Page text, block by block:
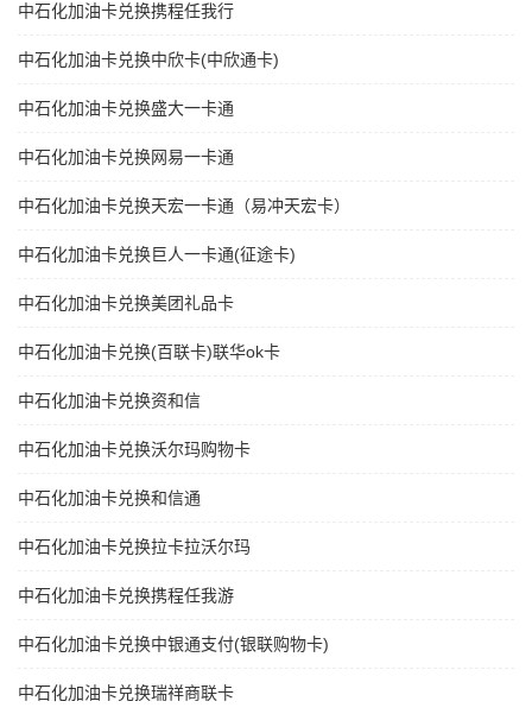
中石化加油卡兑换携程任我行
中石化加油卡兑换中欣卡(中欣通卡)
中石化加油卡兑换盛大一卡通
中石化加油卡兑换网易一卡通
中石化加油卡兑换天宏一卡通（易冲天宏卡）
中石化加油卡兑换巨人一卡通(征途卡)
中石化加油卡兑换美团礼品卡
中石化加油卡兑换(百联卡)联华ok卡
中石化加油卡兑换资和信
中石化加油卡兑换沃尔玛购物卡
中石化加油卡兑换和信通
中石化加油卡兑换拉卡拉沃尔玛
中石化加油卡兑换携程任我游
中石化加油卡兑换中银通支付(银联购物卡)
中石化加油卡兑换瑞祥商联卡